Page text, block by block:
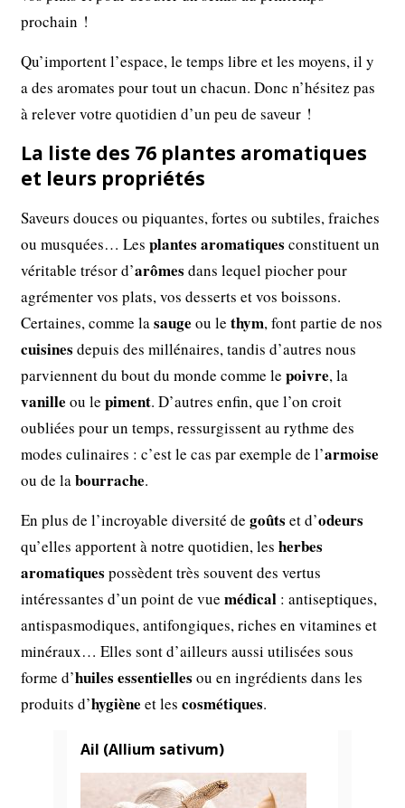
prochain !
Qu’importent l’espace, le temps libre et les moyens, il y
a des aromates pour tout un chacun. Donc n’hésitez pas
à relever votre quotidien d’un peu de saveur !
La liste des 76 plantes aromatiques
et leurs propriétés
Saveurs douces ou piquantes, fortes ou subtiles, fraiches
ou musquées… Lesplantes aromatiques constituent un
véritable trésor d’arômes dans lequel piocher pour
agrémenter vos plats, vos desserts et vos boissons.
Certaines, comme lasauge ou lethym, font partie de nos
cuisines depuis des millénaires, tandis d’autres nous
parviennent du bout du monde comme lepoivre, la
vanille ou lepiment. D’autres enfin, que l’on croit
oubliées pour un temps, ressurgissent au rythme des
modes culinaires : c’est le cas par exemple de l’armoise
ou de labourrache.
En plus de l’incroyable diversité degoûts et d’odeurs
qu’elles apportent à notre quotidien, lesherbes
aromatiques possèdent très souvent des vertus
intéressantes d’un point de vuemédical : antiseptiques,
antispasmodiques, antifongiques, riches en vitamines et
minéraux… Elles sont d’ailleurs aussi utilisées sous
forme d’huiles essentielles ou en ingrédients dans les
produits d’hygiène et lescosmétiques.
Ail (Allium sativum)